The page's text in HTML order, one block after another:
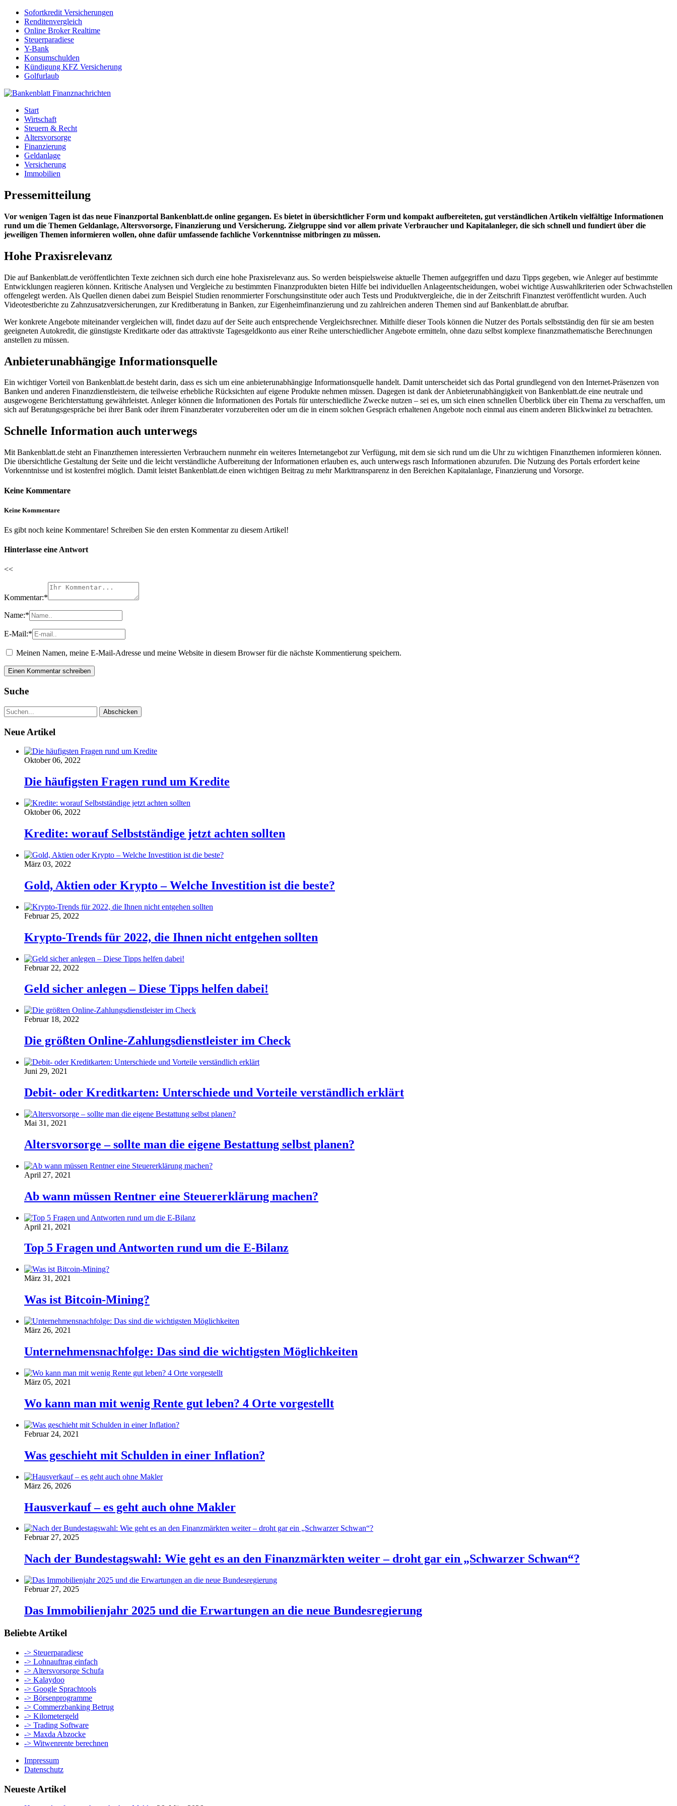
Sofortkredit Versicherungen
Renditenvergleich
Online Broker Realtime
Steuerparadiese
Y-Bank
Konsumschulden
Kündigung KFZ Versicherung
Golfurlaub
Start
Wirtschaft
Steuern & Recht
Altersvorsorge
Finanzierung
Geldanlage
Versicherung
Immobilien
Pressemitteilung
Vor wenigen Tagen ist das neue Finanzportal Bankenblatt.de online gegangen. Es bietet in übersichtlicher Form und kompakt aufbereiteten, gut verständlichen Artikeln vielfältige Informationen
rund um die Themen Geldanlage, Altersvorsorge, Finanzierung und Versicherung. Zielgruppe sind vor allem private Verbraucher und Kapitalanleger, die sich schnell und fundiert über die
jeweiligen Themen informieren wollen, ohne dafür umfassende fachliche Vorkenntnisse mitbringen zu müssen.
Hohe Praxisrelevanz
Die auf Bankenblatt.de veröffentlichten Texte zeichnen sich durch eine hohe Praxisrelevanz aus. So werden beispielsweise aktuelle Themen aufgegriffen und dazu Tipps gegeben, wie Anleger auf bestimmte
Entwicklungen reagieren können. Kritische Analysen und Vergleiche zu bestimmten Finanzprodukten bieten Hilfe bei individuellen Anlageentscheidungen, wobei wichtige Auswahlkriterien oder Schwachstellen
offengelegt werden. Als Quellen dienen dabei zum Beispiel Studien renommierter Forschungsinstitute oder auch Tests und Produktvergleiche, die in der Zeitschrift Finanztest veröffentlicht wurden. Auch
Videotestberichte zu Zahnzusatzversicherungen, zur Kreditberatung in Banken, zur Eigenheimfinanzierung und zu zahlreichen anderen Themen sind auf Bankenblatt.de abrufbar.
Wer konkrete Angebote miteinander vergleichen will, findet dazu auf der Seite auch entsprechende Vergleichsrechner. Mithilfe dieser Tools können die Nutzer des Portals selbstständig den für sie am besten
geeigneten Autokredit, die günstigste Kreditkarte oder das attraktivste Tagesgeldkonto aus einer Reihe unterschiedlicher Angebote ermitteln, ohne dazu selbst komplexe finanzmathematische Berechnungen
anstellen zu müssen.
Anbieterunabhängige Informationsquelle
Ein wichtiger Vorteil von Bankenblatt.de besteht darin, dass es sich um eine anbieterunabhängige Informationsquelle handelt. Damit unterscheidet sich das Portal grundlegend von den Internet-Präsenzen von
Banken und anderen Finanzdienstleistern, die teilweise erhebliche Rücksichten auf eigene Produkte nehmen müssen. Dagegen ist dank der Anbieterunabhängigkeit von Bankenblatt.de eine neutrale und
ausgewogene Berichterstattung gewährleistet. Anleger können die Informationen des Portals für unterschiedliche Zwecke nutzen – sei es, um sich einen schnellen Überblick über ein Thema zu verschaffen, um
sich auf Beratungsgespräche bei ihrer Bank oder ihrem Finanzberater vorzubereiten oder um die in einem solchen Gespräch erhaltenen Angebote noch einmal aus einem anderen Blickwinkel zu betrachten.
Schnelle Information auch unterwegs
Mit Bankenblatt.de steht an Finanzthemen interessierten Verbrauchern nunmehr ein weiteres Internetangebot zur Verfügung, mit dem sie sich rund um die Uhr zu wichtigen Finanzthemen informieren können.
Die übersichtliche Gestaltung der Seite und die leicht verständliche Aufbereitung der Informationen erlauben es, auch unterwegs rasch Informationen abzurufen. Die Nutzung des Portals erfordert keine
Vorkenntnisse und ist kostenfrei möglich. Damit leistet Bankenblatt.de einen wichtigen Beitrag zu mehr Markttransparenz in den Bereichen Kapitalanlage, Finanzierung und Vorsorge.
Keine Kommentare
Keine Kommentare
Es gibt noch keine Kommentare! Schreiben Sie den ersten Kommentar zu diesem Artikel!
Hinterlasse eine Antwort
<<
Kommentar:*
Name:*
E-Mail:*
Meinen Namen, meine E-Mail-Adresse und meine Website in diesem Browser für die nächste Kommentierung speichern.
Suche
Neue Artikel
Oktober 06, 2022
Die häufigsten Fragen rund um Kredite
Oktober 06, 2022
Kredite: worauf Selbstständige jetzt achten sollten
März 03, 2022
Gold, Aktien oder Krypto – Welche Investition ist die beste?
Februar 25, 2022
Krypto-Trends für 2022, die Ihnen nicht entgehen sollten
Februar 22, 2022
Geld sicher anlegen – Diese Tipps helfen dabei!
Februar 18, 2022
Die größten Online-Zahlungsdienstleister im Check
Juni 29, 2021
Debit- oder Kreditkarten: Unterschiede und Vorteile verständlich erklärt
Mai 31, 2021
Altersvorsorge – sollte man die eigene Bestattung selbst planen?
April 27, 2021
Ab wann müssen Rentner eine Steuererklärung machen?
April 21, 2021
Top 5 Fragen und Antworten rund um die E-Bilanz
März 31, 2021
Was ist Bitcoin-Mining?
März 26, 2021
Unternehmensnachfolge: Das sind die wichtigsten Möglichkeiten
März 05, 2021
Wo kann man mit wenig Rente gut leben? 4 Orte vorgestellt
Februar 24, 2021
Was geschieht mit Schulden in einer Inflation?
März 26, 2026
Hausverkauf – es geht auch ohne Makler
Februar 27, 2025
Nach der Bundestagswahl: Wie geht es an den Finanzmärkten weiter – droht gar ein „Schwarzer Schwan“?
Februar 27, 2025
Das Immobilienjahr 2025 und die Erwartungen an die neue Bundesregierung
Beliebte Artikel
-> Steuerparadiese
-> Lohnauftrag einfach
-> Altersvorsorge Schufa
-> Kalaydoo
-> Google Sprachtools
-> Börsenprogramme
-> Commerzbanking Betrug
-> Kilometergeld
-> Trading Software
-> Maxda Abzocke
-> Witwenrente berechnen
Impressum
Datenschutz
Neueste Artikel